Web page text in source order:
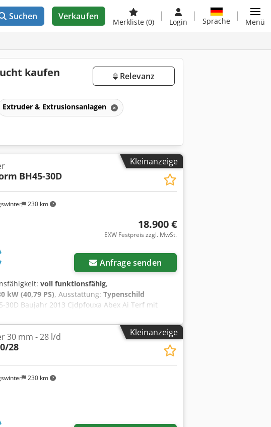
Suchen Verkaufen
Merkliste (0) Login Sprache Menü
kaufen Relevanz
Extruder & Extrusionsanlagen
Kleinanzeige
230 km
BH45-30D
18.900 €
EXW Festpreis zzgl. MwSt.
Anfrage senden
voll funktionsfähig,
kW (40,79 PS), Ausstattung: Typenschild
30D Baujahr 2013 Cjdpfouxa Abex Ai Terf mit
ca. 160 U/min mit 30 kW wassergekühltem
und Wasserbuchse im Einzugsbereich
für Masterbatch ein Schmelzedrucksensor
SPS und mit neuem Touchpanel zur
! Abmessungen:ca. 195 x 70 x
Extruder in unserem Lager in Königswinter
und kann im leeren Zustand vorgeführt
Kleinanzeige
230 km
30 mm - 28 l/d
28